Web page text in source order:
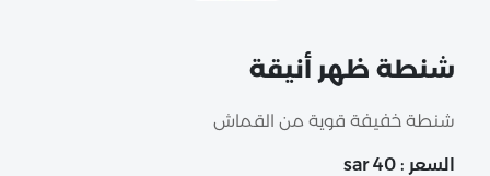
شنطة ظهر أنيقة
شنطة خفيفة قوية من القماش
السعر : 40 sar